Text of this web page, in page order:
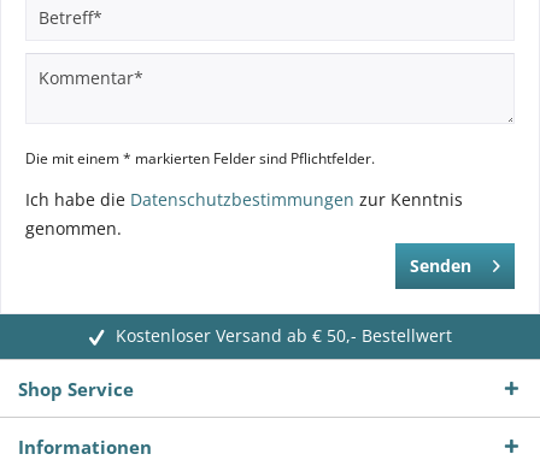
Die mit einem * markierten Felder sind Pflichtfelder.
Ich habe die Datenschutzbestimmungen zur Kenntnis
genommen.
Senden
Kostenloser Versand ab € 50,- Bestellwert
Shop Service
Informationen